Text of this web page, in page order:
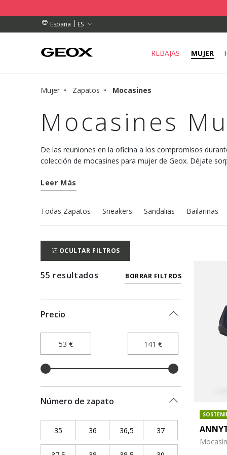
España
ES
SUPERIORES A 79,00 €
RECOGIDA CERCANO.
SUPERIORES A 79,00 €
REBAJAS MUJER
Mujer Zapatos Mocasines
Mocasines
De las reuniones en la oficina a los compromisos
colección de mocasines para mujer de Geox. Déjate
Leer Más
Todas Zapatos Sneakers Sandalias Bailarinas
OCULTAR FILTROS
55 resultados BORRAR FILTROS
Precio
Número de zapato
35 Refine by Número de zapato: 35
36 Refine by Número de zapato: 36
36,5 Refine by Número de
37Refine by Número